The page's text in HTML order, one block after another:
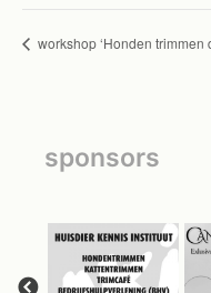
workshop ‘Honden trimmen
sponsors